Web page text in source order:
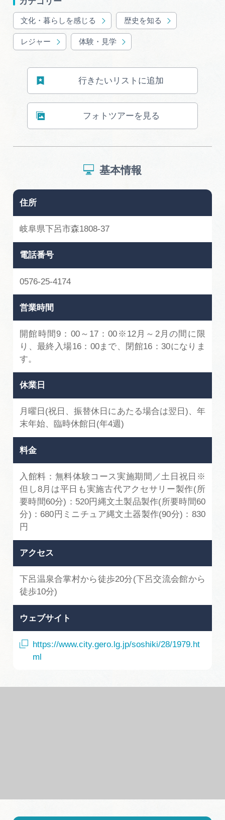
文化・暮らしを感じる 歴史を知る
レジャー 体験・見学
行きたいリストに追加
フォトツアーを見る
基本情報
住所
岐阜県下呂市森1808-37
電話番号
0576-25-4174
営業時間
開館時間9：00～17：00※12月～2月の間に限
り、最終入場16：00まで、閉館16：30になりま
す。
休業日
月曜日(祝日、振替休日にあたる場合は翌日)、年
末年始、臨時休館日(年4週)
料金
入館料：無料体験コース実施期間／土日祝日※
但し8月は平日も実施古代アクセサリー製作(所
要時間60分)：520円縄文土製品製作(所要時間60
分)：680円ミニチュア縄文土器製作(90分)：830
円
アクセス
下呂温泉合掌村から徒歩20分(下呂交流会館から
徒歩10分)
ウェブサイト
https://www.city.gero.lg.jp/soshiki/28/1979.ht
ml